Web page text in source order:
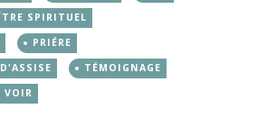
SPIRITUEL
PRIÉRE
TÉMOIGNAGE
VOIR